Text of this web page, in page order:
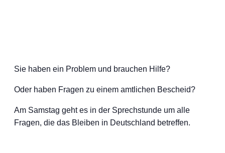
Sie haben ein Problem und brauchen Hilfe?
Oder haben Fragen zu einem amtlichen Bescheid?
Am Samstag geht es in der Sprechstunde um alle
Fragen, die das Bleiben in Deutschland betreffen.